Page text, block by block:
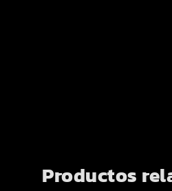
Productos